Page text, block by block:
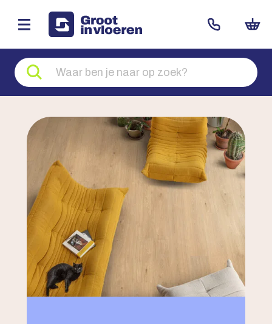
Zoeken
naar
producten